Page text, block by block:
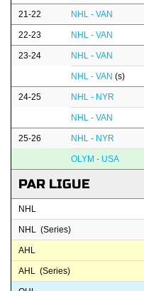
21-22 NHL - VAN
22-23 NHL - VAN
23-24 NHL - VAN
NHL - VAN (s)
24-25 NHL - NYR
NHL - VAN
25-26 NHL - NYR
OLYM - USA
PAR LIGUE
NHL
NHL (Series)
AHL
AHL (Series)